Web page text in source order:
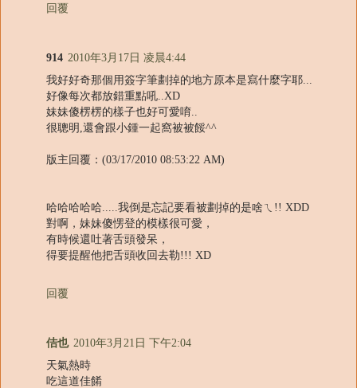
回覆
914 2010年3月17日 凌晨4:44
我好好奇那個用簽字筆劃掉的地方原本是寫什麼字耶...
好像每次都放錯重點吼..XD
妹妹傻楞楞的樣子也好可愛唷..
很聰明,還會跟小鍾一起窩被被餒^^
版主回覆：(03/17/2010 08:53:22 AM)
哈哈哈哈哈.....我倒是忘記要看被劃掉的是啥ㄟ!! XDD
對啊，妹妹傻愣登的模樣很可愛，
有時候還吐著舌頭發呆，
得要提醒他把舌頭收回去勒!!! XD
回覆
佶也 2010年3月21日 下午2:04
天氣熱時
吃這道佳餚